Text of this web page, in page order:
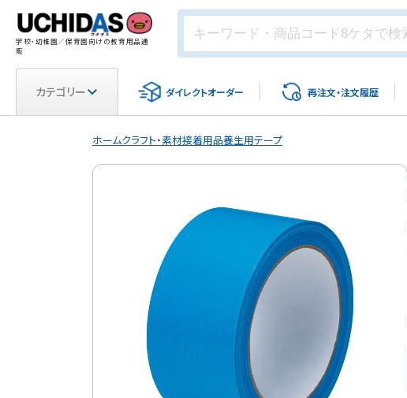
学校・幼稚園／保育園向けの教育用品通
販
カテゴリー ダイレクトオーダー 再注文・注文履歴
ホームクラフト・素材接着用品養生用テープ